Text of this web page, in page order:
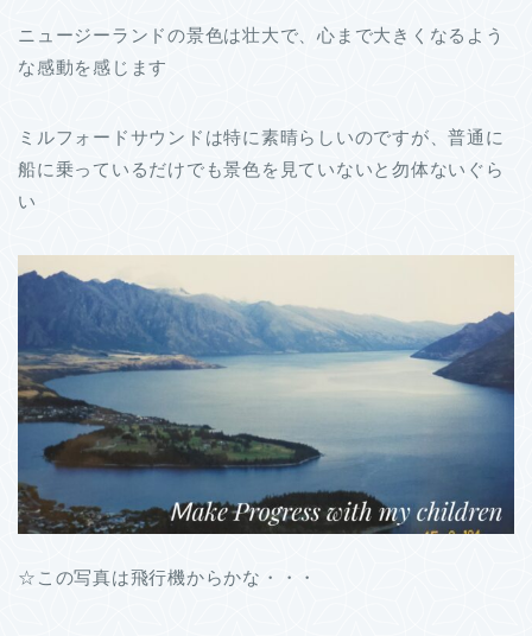
ニュージーランドの景色は壮大で、心まで大きくなるよう
な感動を感じます
ミルフォードサウンドは特に素晴らしいのですが、普通に
船に乗っているだけでも景色を見ていないと勿体ないぐら
い
☆この写真は飛行機からかな・・・